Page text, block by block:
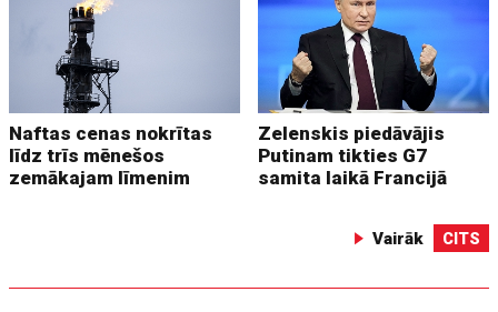
Naftas cenas nokrītas
līdz trīs mēnešos
zemākajam līmenim
Zelenskis piedāvājis
Putinam tikties G7
samita laikā Francijā
Vairāk CITS